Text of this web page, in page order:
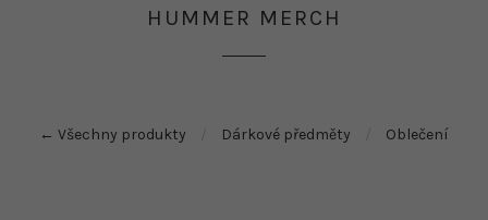
HUMMER MERCH
← Všechny produkty Dárkové předměty Oblečení